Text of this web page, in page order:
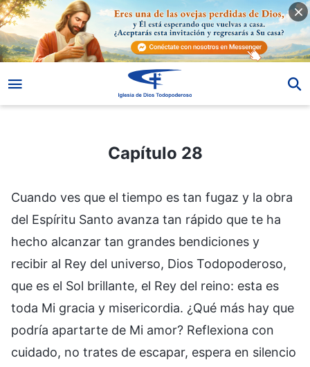
Capítulo 28
Cuando ves que el tiempo es tan fugaz y la obra
del Espíritu Santo avanza tan rápido que te ha
hecho alcanzar tan grandes bendiciones y
recibir al Rey del universo, Dios Todopoderoso,
que es el Sol brillante, el Rey del reino: esta es
toda Mi gracia y misericordia. ¿Qué más hay que
podría apartarte de Mi amor? Reflexiona con
cuidado, no trates de escapar, espera en silencio